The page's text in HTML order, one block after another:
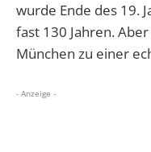
wurde Ende des 19.
fast 130 Jahren.
München zu einer
- Anzeige -